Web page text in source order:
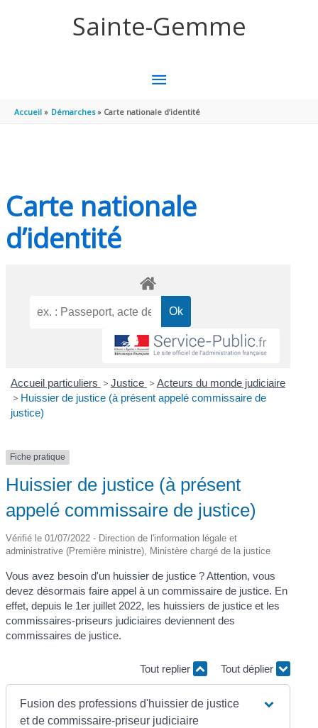
Sainte-Gemme
MENU
PRINCIPAL
Accueil Démarches Carte nationale d’identité
Carte nationale
d’identité
Accueil particuliers > Justice > Acteurs du monde judiciaire
> Huissier de justice (à présent appelé commissaire de
justice)
Fiche pratique
Huissier de justice (à présent
appelé commissaire de justice)
Vérifié le 01/07/2022 - Direction de l'information légale et
administrative (Première ministre), Ministère chargé de la justice
Vous avez besoin d'un huissier de justice ? Attention, vous
devez désormais faire appel à un commissaire de justice. En
effet, depuis le 1er juillet 2022, les huissiers de justice et les
commissaires-priseurs judiciaires deviennent des
commissaires de justice.
Tout replier Tout déplier
Fusion des professions d'huissier de justice
et de commissaire-priseur judiciaire